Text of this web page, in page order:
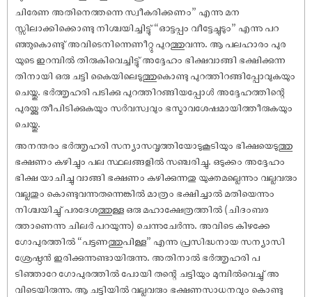
ചിരേണ അതിനെത്തന്നെ സ്വീകരിക്കണം” എന്നു മന
സ്സിലാക്കിക്കൊണ്ടു നിശ്ചയിച്ചിട്ടു് “ഓട്ടപ്പം വീട്ടേച്ചുടും” എന്നു പറ
ഞ്ഞുകൊണ്ടു് അവിടെനിന്നെണീറ്റു പുറത്തുവന്നു. ആ പലഹാരം പുര
യുടെ ഇറമ്പിൽ തിരുകിവെച്ചിട്ടു് അദ്ദേഹം ഭിക്ഷവാങ്ങി ഭക്ഷിക്കുന്ന
തിനായി ഒരു ചട്ടി കൈയിലെടുത്തുകൊണ്ടു പുറത്തിറങ്ങിപ്പോവുകയും
ചെയ്തു. ഭർത്തൃഹരി പടിക്കു പുറത്തിറങ്ങിയപ്പോൾ അദ്ദേഹത്തിന്റെ
പുരയ്ക്കു തീപിടിക്കുകയും സർവസ്വവും ഭസ്മാവശേഷമായിത്തീരുകയും
ചെയ്തു.
അനന്തരം ഭർത്തൃഹരി സന്യാസവൃത്തിയോടുകൂടിയും ഭിക്ഷയെടുത്തു
ഭക്ഷണം കഴിച്ചും പല സ്ഥലങ്ങളിൽ സഞ്ചരിച്ചു. ഒടുക്കം അദ്ദേഹം
ഭിക്ഷ യാചിച്ചു വാങ്ങി ഭക്ഷണം കഴിക്കുന്നതു യുക്തമല്ലെന്നും വല്ലവരും
വല്ലതും കൊണ്ടുവന്നുതന്നെങ്കിൽ മാത്രം ഭക്ഷിച്ചാൽ മതിയെന്നും
നിശ്ചയിച്ചു് പരദേശത്തുള്ള ഒരു മഹാക്ഷേത്രത്തിൽ (ചിദംബര
ത്താണെന്നു ചിലർ പറയുന്നു) ചെന്നുചേർന്നു. അവിടെ കിഴക്കേ
ഗോപുരത്തിൽ “പട്ടണത്തുപിള്ള” എന്നു പ്രസിദ്ധനായ സന്യാസി
ശ്രേഷ്ഠൻ ഇരിക്കുന്നുണ്ടായിരുന്നു. അതിനാൽ ഭർത്തൃഹരി പ
ടിഞ്ഞാറേ ഗോപുരത്തിൽ പോയി തന്റെ ചട്ടിയും മുമ്പിൽവെച്ചു് അ
വിടെയിരുന്നു. ആ ചട്ടിയിൽ വല്ലവരും ഭക്ഷണസാധനവും കൊണ്ടു